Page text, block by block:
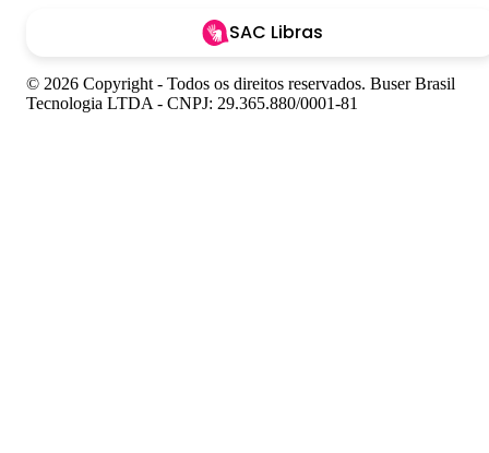
SAC Libras
© 2026 Copyright - Todos os direitos reservados. Buser Brasil
Tecnologia LTDA - CNPJ: 29.365.880/0001-81